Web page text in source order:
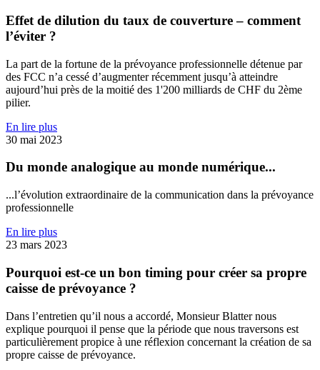
Effet de dilution du taux de couverture – comment
l’éviter ?
La part de la fortune de la prévoyance professionnelle détenue par
des FCC n’a cessé d’augmenter récemment jusqu’à atteindre
aujourd’hui près de la moitié des 1'200 milliards de CHF du 2ème
pilier.
En lire plus
30 mai 2023
Du monde analogique au monde numérique...
...l’évolution extraordinaire de la communication dans la prévoyance
professionnelle
En lire plus
23 mars 2023
Pourquoi est-ce un bon timing pour créer sa propre
caisse de prévoyance ?
Dans l’entretien qu’il nous a accordé, Monsieur Blatter nous
explique pourquoi il pense que la période que nous traversons est
particulièrement propice à une réflexion concernant la création de sa
propre caisse de prévoyance.